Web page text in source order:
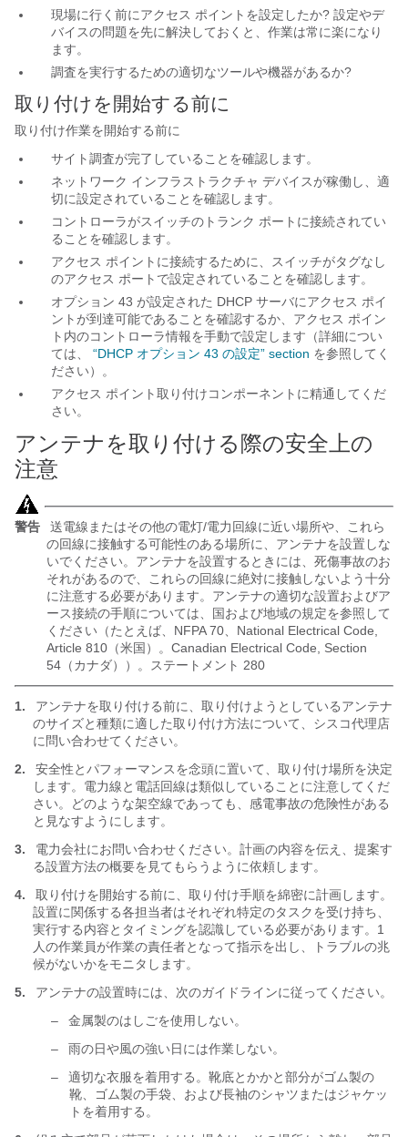
現場に行く前にアクセス ポイントを設定したか? 設定やデ
バイスの問題を先に解決しておくと、作業は常に楽になり
ます。
調査を実行するための適切なツールや機器があるか?
取り付けを 開始する前に
取り付け作業を開始する前に
サイト調査が完了していることを確認します。
ネットワーク インフラストラクチャ デバイスが稼働し、適
切に設定されていることを確認します。
コントローラがスイッチのトランク ポートに接続されてい
ることを確認します。
アクセス ポイントに接続するために、スイッチがタグなし
のアクセス ポートで設定されていることを確認します。
オプション 43 が設定された DHCP サーバにアクセス ポイ
ントが到達可能であることを確認するか、アクセス ポイン
ト内のコントローラ情報を手動で設定します（詳細につい
ては、
“DHCP オプション 43 の設定” section を参照してく
ださい）。
アクセス ポイント取り付けコンポーネントに精通してくだ
さい。
アンテナを取り付ける際の安全上の
注意
警告
送電線またはその他の電灯/電力回線に近い場所や、これら
の回線に接触する可能性のある場所に、アンテナを設置しな
いでください。アンテナを設置するときには、死傷事故のお
それがあるので、これらの回線に絶対に接触しないよう十分
に注意する必要があります。アンテナの適切な設置およびア
ース接続の手順については、国および地域の規定を参照して
ください（たとえば、NFPA 70、National Electrical Code,
Article 810（米国）。Canadian Electrical Code, Section
54（カナダ））。ステートメント 280
1.
アンテナを取り付ける前に、取り付けようとしているアンテナ
のサイズと種類に適した取り付け方法について、シスコ代理店
に問い合わせてください。
2.
安全性とパフォーマンスを念頭に置いて、取り付け場所を決定
します。電力線と電話回線は類似していることに注意してくだ
さい。どのような架空線であっても、感電事故の危険性がある
と見なすようにします。
3.
電力会社にお問い合わせください。計画の内容を伝え、提案す
る設置方法の概要を見てもらうように依頼します。
4.
取り付けを開始する前に、取り付け手順を綿密に計画します。
設置に関係する各担当者はそれぞれ特定のタスクを受け持ち、
実行する内容とタイミングを認識している必要があります。1
人の作業員が作業の責任者となって指示を出し、トラブルの兆
候がないかをモニタします。
5.
アンテナの設置時には、次のガイドラインに従ってください。
–
金属製のはしごを使用しない。
–
雨の日や風の強い日には作業しない。
–
適切な衣服を着用する。靴底とかかと部分がゴム製の
靴、ゴム製の手袋、および長袖のシャツまたはジャケッ
トを着用する。